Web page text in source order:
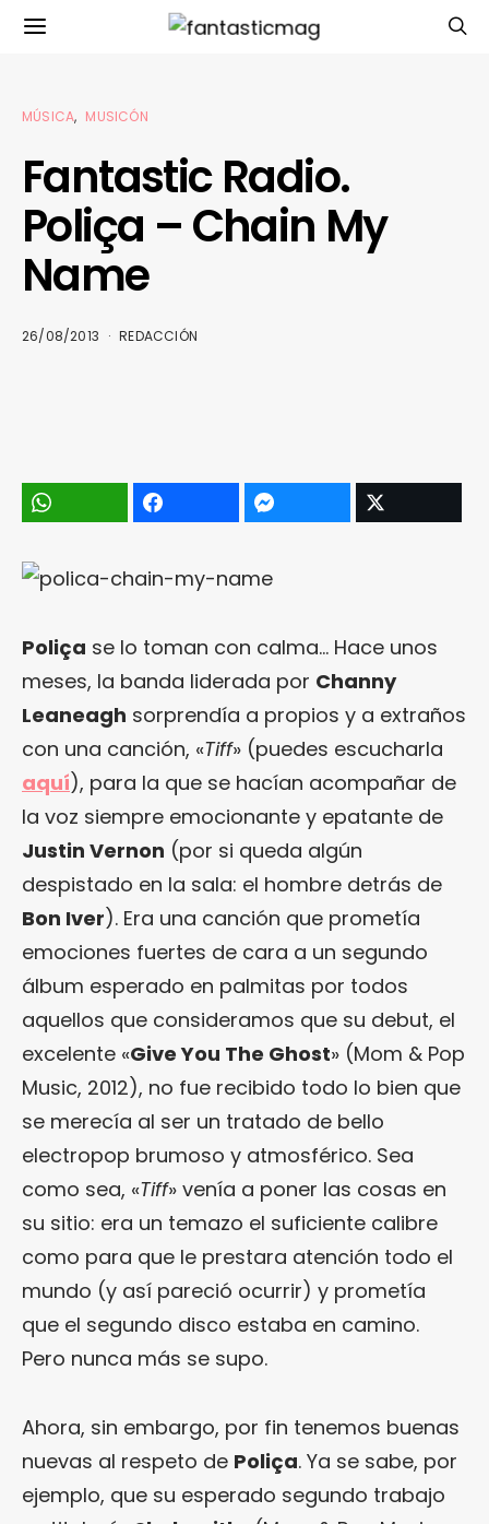
MÚSICA MUSICÓN
Fantastic Radio.
Poliça – Chain My
Name
26/08/2013 REDACCIÓN
Poliça se lo toman con calma… Hace unos
meses, la banda liderada por Channy
Leaneagh sorprendía a propios y a extraños
con una canción, «Tiff» (puedes escucharla
aquí), para la que se hacían acompañar de
la voz siempre emocionante y epatante de
Justin Vernon (por si queda algún
despistado en la sala: el hombre detrás de
Bon Iver). Era una canción que prometía
emociones fuertes de cara a un segundo
álbum esperado en palmitas por todos
aquellos que consideramos que su debut, el
excelente «Give You The Ghost» (Mom & Pop
Music, 2012), no fue recibido todo lo bien que
se merecía al ser un tratado de bello
electropop brumoso y atmosférico. Sea
como sea, «Tiff» venía a poner las cosas en
su sitio: era un temazo el suficiente calibre
como para que le prestara atención todo el
mundo (y así pareció ocurrir) y prometía
que el segundo disco estaba en camino.
Pero nunca más se supo.
Ahora, sin embargo, por fin tenemos buenas
nuevas al respeto de Poliça. Ya se sabe, por
ejemplo, que su esperado segundo trabajo